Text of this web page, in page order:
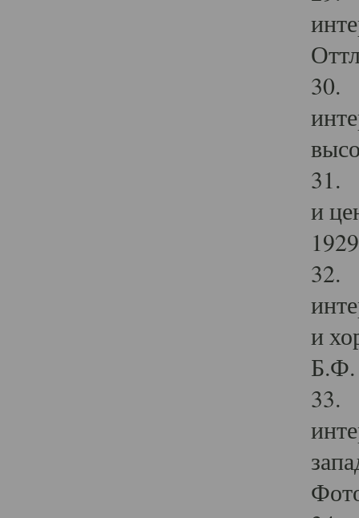
30.
31.
и
32.
и
Б.Ф.
33.